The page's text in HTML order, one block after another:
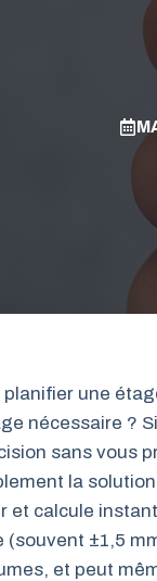
une
nécessaire ?
sans vous
la
et calcule
(souvent ±1,5
et peut